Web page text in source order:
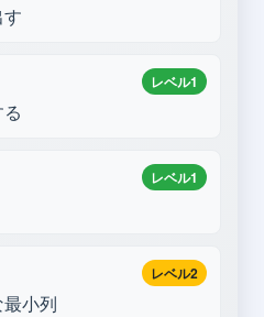
レベル1
レベル1
レベル2
小列